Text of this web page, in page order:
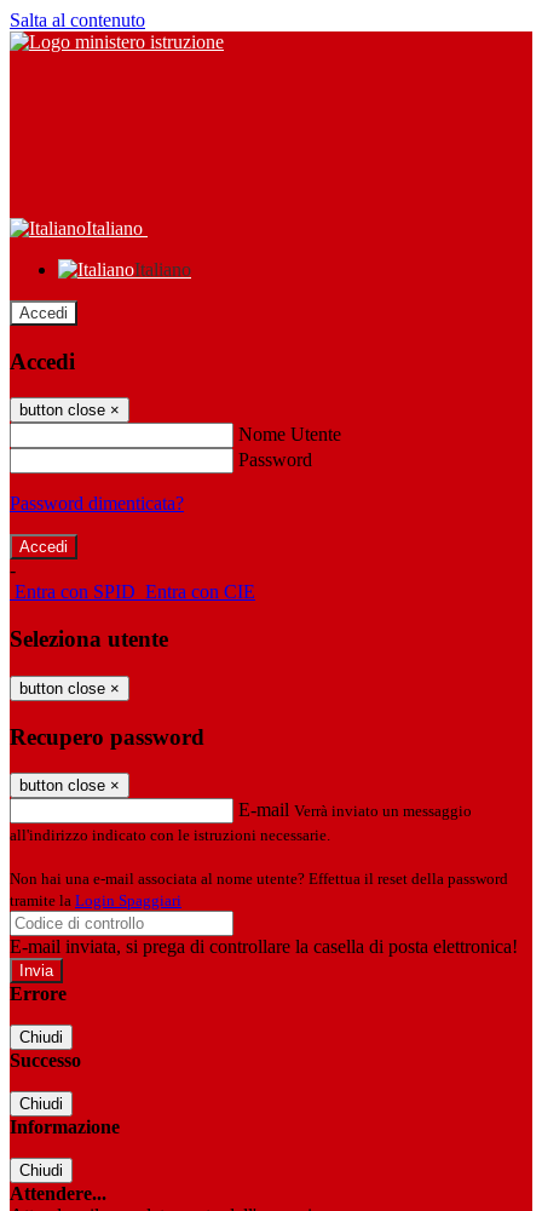
Salta al contenuto
Italiano
Italiano
Accedi
Accedi
button close ×
Nome Utente
Password
Password dimenticata?
-
Entra con SPID Entra con CIE
Seleziona utente
button close ×
Recupero password
button close ×
E-mail Verrà inviato un messaggio
all'indirizzo indicato con le istruzioni necessarie.
Non hai una e-mail associata al nome utente? Effettua il reset della password
tramite la Login Spaggiari
E-mail inviata, si prega di controllare la casella di posta elettronica!
Errore
Chiudi
Successo
Chiudi
Informazione
Chiudi
Attendere...